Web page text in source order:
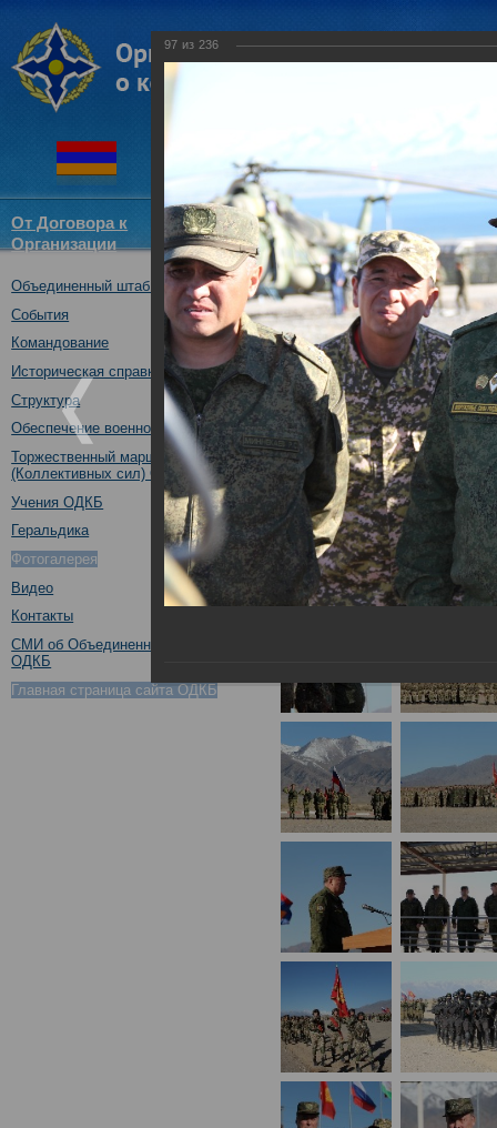
От Договора к
Организации
Структура
ОДКБ
Новости
Объединенный штаб ОДКБ
События
Командование
Историческая справка
Структура
Обеспечение военной безопасности
Торжественный марш Войск
(Коллективных сил) ОДКБ
Учения ОДКБ
Геральдика
Фотогалерея
Видео
Контакты
СМИ об Объединенном штабе
ОДКБ
Главная страница сайта ОДКБ
Совместное тактическое
«Рубеж-2016»
04.10.2016
97 из 236